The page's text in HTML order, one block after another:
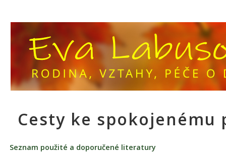
Cesty ke spokojenému
Seznam použité a doporučené literatury